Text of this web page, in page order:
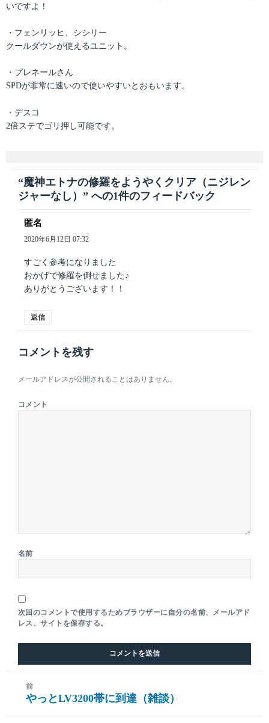
いですよ！
・フェンリッヒ、シシリー
クールダウンが使えるユニット。
・プレネールさん
SPDが非常に速いので使いやすいとおもいます。
・デスコ
2倍ステでゴリ押し可能です。
“魔神エトナの修羅をようやくクリア（ニジレン
ジャーなし）” への1件のフィードバック
匿名
り:
2020年6月12日 07:32
すごく参考になりました
おかげで修羅を倒せました♪
ありがとうございます！！
返信
コメントを残す
メールアドレスが公開されることはありません。
コメント
名前
次回のコメントで使用するためブラウザーに自分の名前、メールアド
レス、サイトを保存する。
前
前
やっとLV3200帯に到達（雑談）